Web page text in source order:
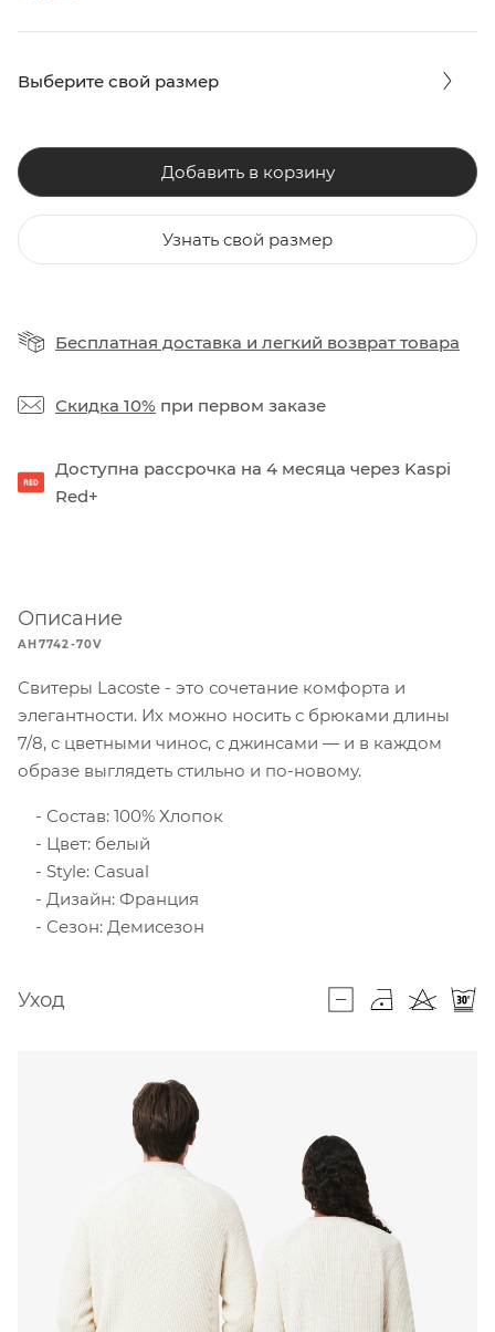
Выберите свой размер
Добавить в корзину
Узнать свой размер
Бесплатная доставка и легкий возврат товара
Скидка 10% при первом заказе
Доступна рассрочка на 4 месяца через Kaspi
Red+
Описание
AH7742-70V
Свитеры Lacoste - это сочетание комфорта и
элегантности. Их можно носить с брюками длины
7/8, с цветными чинос, с джинсами — и в каждом
образе выглядеть стильно и по-новому.
Состав: 100% Хлопок
Цвет: белый
Style: Casual
Дизайн: Франция
Сезон: Демисезон
Уход